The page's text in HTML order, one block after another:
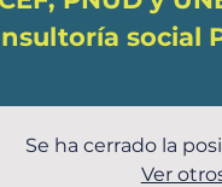
social
Se ha cerrado la
Ver